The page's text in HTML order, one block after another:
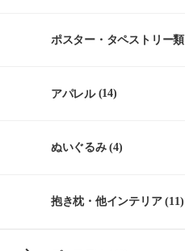
ポスター・タペストリー類
アパレル(14)
ぬいぐるみ(4)
抱き枕・他インテリア(11)